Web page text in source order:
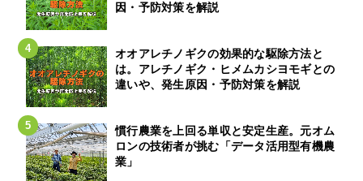
因・予防対策を解説
オオアレチノギクの効果的な駆除方法と
は。アレチノギク・ヒメムカシヨモギとの
違いや、発生原因・予防対策を解説
慣行農業を上回る単収と安定生産。元オム
ロンの技術者が挑む「データ活用型有機農
業」